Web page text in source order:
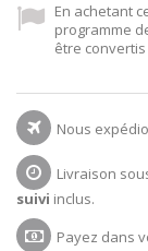
En achetant
programme
être
Nous
Livraison
suivi inclus.
Payez dans